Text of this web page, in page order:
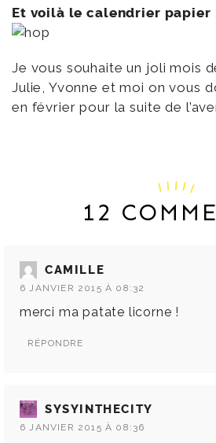
Et voilà le calendrier papier
Je vous souhaite un joli mois
Julie, Yvonne et moi on vous
en février pour la suite de
12
CAMILLE
6 JANVIER 2015 À 08:32
merci ma patate licorne !
RÉPONDRE
SYSYINTHECITY
6 JANVIER 2015 À 08:36